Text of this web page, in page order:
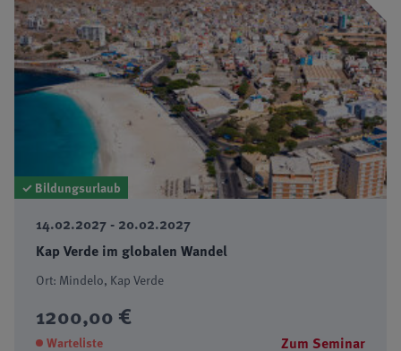
✓ Bildungsurlaub
14.02.2027 - 20.02.2027
Kap Verde im globalen Wandel
Ort: Mindelo, Kap Verde
1200,00 €
Warteliste Zum Seminar